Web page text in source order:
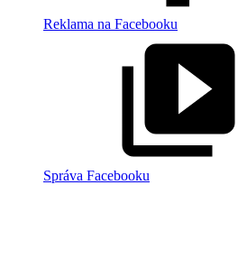
Reklama na Facebooku
Správa Facebooku